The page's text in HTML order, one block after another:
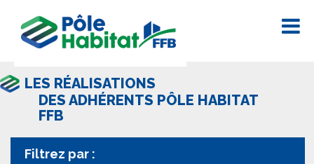
LES RÉALISATIONS
DES ADHÉRENTS PÔLE HABITAT
FFB
Filtrez par :